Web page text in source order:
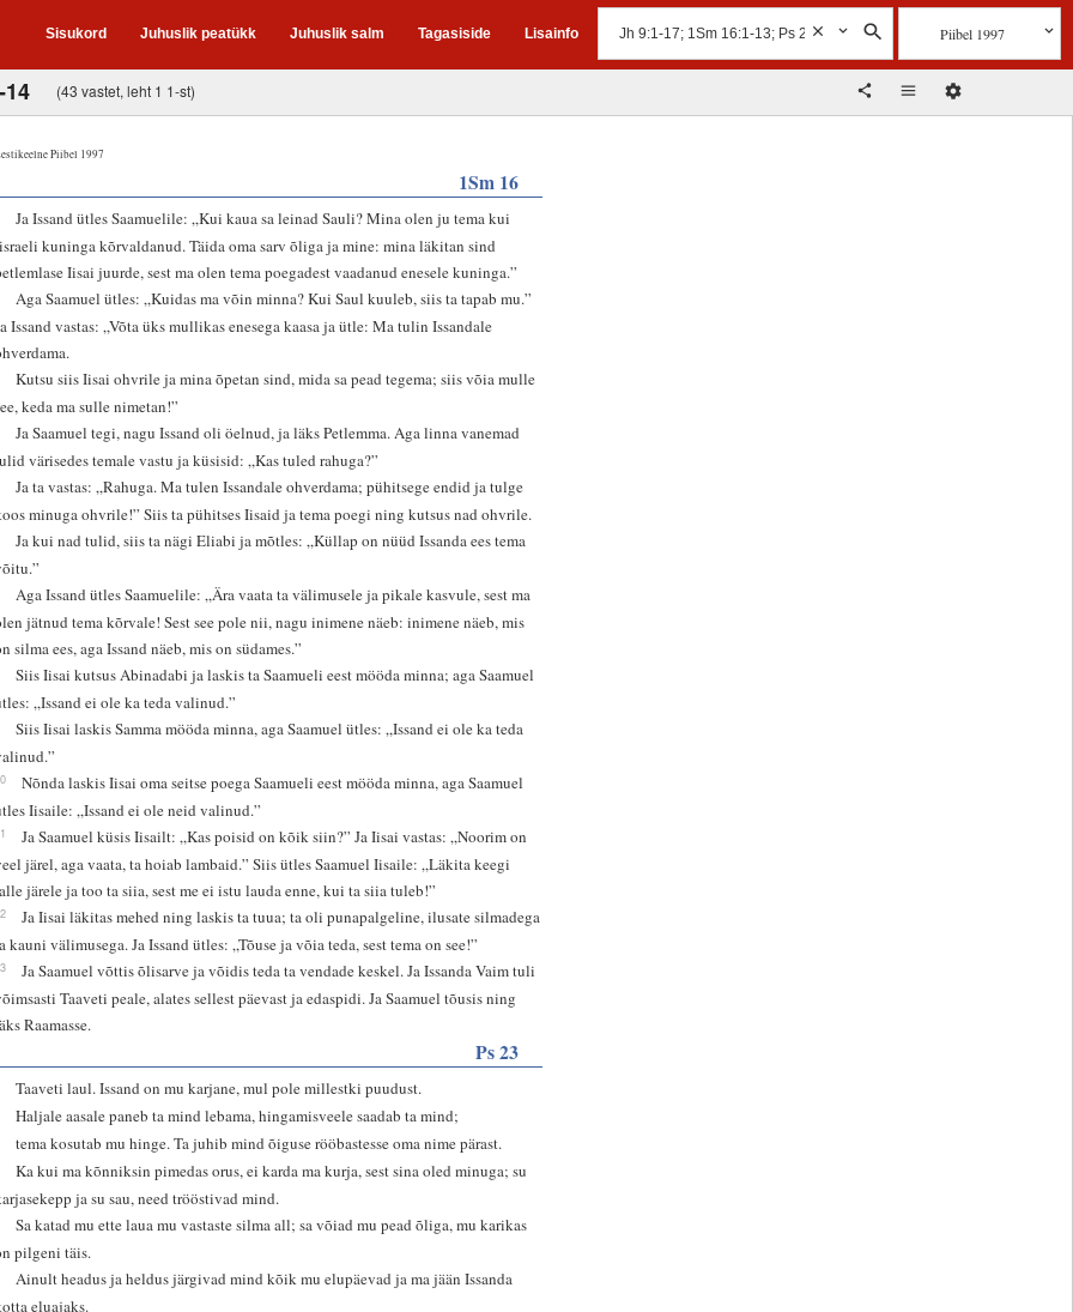
Sisukord Juhuslik peatükk Juhuslik salm Tagasiside Lisainfo Piibel 1997
(43 vastet, leht 1 1-st)
Piibel 1997
1Sm 16
Ja Issand ütles Saamuelile: „Kui kaua sa leinad Sauli? Mina olen ju tema kui
kuninga kõrvaldanud. Täida oma sarv õliga ja mine: mina läkitan sind
Iisai juurde, sest ma olen tema poegadest vaadanud enesele kuninga.”
Aga Saamuel ütles: „Kuidas ma võin minna? Kui Saul kuuleb, siis ta tapab mu.”
Issand vastas: „Võta üks mullikas enesega kaasa ja ütle: Ma tulin Issandale
Kutsu siis Iisai ohvrile ja mina õpetan sind, mida sa pead tegema; siis võia mulle
keda ma sulle nimetan!”
Ja Saamuel tegi, nagu Issand oli öelnud, ja läks Petlemma. Aga linna vanemad
värisedes temale vastu ja küsisid: „Kas tuled rahuga?”
Ja ta vastas: „Rahuga. Ma tulen Issandale ohverdama; pühitsege endid ja tulge
minuga ohvrile!” Siis ta pühitses Iisaid ja tema poegi ning kutsus nad ohvrile.
Ja kui nad tulid, siis ta nägi Eliabi ja mõtles: „Küllap on nüüd Issanda ees tema
Aga Issand ütles Saamuelile: „Ära vaata ta välimusele ja pikale kasvule, sest ma
jätnud tema kõrvale! Sest see pole nii, nagu inimene näeb: inimene näeb, mis
silma ees, aga Issand näeb, mis on südames.”
Siis Iisai kutsus Abinadabi ja laskis ta Saamueli eest mööda minna; aga Saamuel
„Issand ei ole ka teda valinud.”
Siis Iisai laskis Samma mööda minna, aga Saamuel ütles: „Issand ei ole ka teda
Nõnda laskis Iisai oma seitse poega Saamueli eest mööda minna, aga Saamuel
Iisaile: „Issand ei ole neid valinud.”
Ja Saamuel küsis Iisailt: „Kas poisid on kõik siin?” Ja Iisai vastas: „Noorim on
järel, aga vaata, ta hoiab lambaid.” Siis ütles Saamuel Iisaile: „Läkita keegi
järele ja too ta siia, sest me ei istu lauda enne, kui ta siia tuleb!”
Ja Iisai läkitas mehed ning laskis ta tuua; ta oli punapalgeline, ilusate silmadega
kauni välimusega. Ja Issand ütles: „Tõuse ja võia teda, sest tema on see!”
Ja Saamuel võttis õlisarve ja võidis teda ta vendade keskel. Ja Issanda Vaim tuli
Taaveti peale, alates sellest päevast ja edaspidi. Ja Saamuel tõusis ning
Raamasse.
Ps 23
Taaveti laul. Issand on mu karjane, mul pole millestki puudust.
Haljale aasale paneb ta mind lebama, hingamisveele saadab ta mind;
tema kosutab mu hinge. Ta juhib mind õiguse rööbastesse oma nime pärast.
Ka kui ma kõnniksin pimedas orus, ei karda ma kurja, sest sina oled minuga; su
ja su sau, need trööstivad mind.
Sa katad mu ette laua mu vastaste silma all; sa võiad mu pead õliga, mu karikas
pilgeni täis.
Ainult headus ja heldus järgivad mind kõik mu elupäevad ja ma jään Issanda
eluajaks.